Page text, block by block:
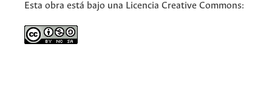
Esta obra está bajo una Licencia Creative Commons: